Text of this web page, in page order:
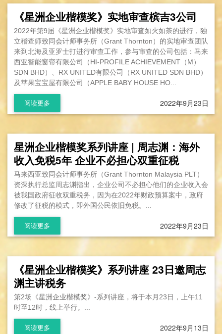
《星洲企业楷模奖》实地审查槟吉3公司
2022年第9届《星洲企业楷模奖》实地审查如火如荼的进行，独
立稽查师致同会计师事务所（Grant Thornton）的实地审查团队
来到北海及亚罗士打进行审查工作，参与审查的公司包括：马来
西亚智能窗帘有限公司（HI-PROFILE ACHIEVEMENT（M）
SDN BHD）、RX UNITED有限公司（RX UNITED SDN BHD）
及苹果宝宝屋有限公司（APPLE BABY HOUSE HO...
阅读更多 2022年9月23日
星洲企业楷模奖系列讲座 | 周志渊：海外
收入免税5年 企业不必担心双重征税
马来西亚致同会计师事务所（Grant Thornton Malaysia PLT）
资深执行总监周志渊指出，企业公司不必担心他们的企业收入会
被我国政府征收双重税务，因为在2022年财政预算案中，政府
修改了征税的模式，即外国公民依旧免税。...
阅读更多 2022年9月23日
《星洲企业楷模奖》系列讲座 23日邀周志
渊主讲税务
第2场《星洲企业楷模奖》-系列讲座，将于本月23日，上午11
时至12时，线上举行。...
阅读更多 2022年9月13日